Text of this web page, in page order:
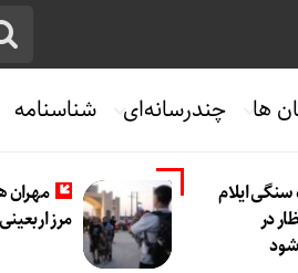
ها چندرسانه‌ای شناسنامه
سنگی ایلام
در
مهران
مرز